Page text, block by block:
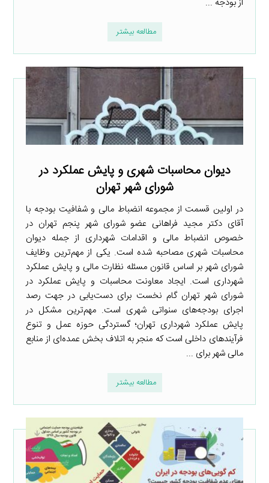
مطالعه بیشتر
دیوان محاسبات شهری و پایش عملکرد در
شورای شهر تهران
در اولین قسمت از مجموعه انضباط مالی و شفافیت بودجه با
آقای دکتر مجید فراهانی عضو شورای شهر پنجم تهران در
خصوص انضباط مالی و اقدامات شهرداری از جمله دیوان
محاسبات شهری مصاحبه شده است. یکی از مهم‌ترین وظایف
شورای شهر بر اساس قانون مسئله نظارت مالی و پایش عملکرد
شهرداری است. ایجاد معاونت محاسبات و پایش عملکرد در
شورای شهر تهران گام نخست برای دست‌یابی در جهت رصد
اجرای بودجه‌های سنواتی شهری است. مهم‌ترین مشکل در
پایش عملکرد شهرداری تهران؛ گستردگی حوزه عمل و تنوع
فرآیندهای داخلی است که منجر به اتلاف بخش عمده‌ای از منابع
مالی شهر برای ...
مطالعه بیشتر